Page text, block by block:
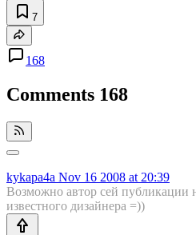
7
168
Comments 168
kykapa4a Nov 16 2008 at 20:39
Возможно автор сей публикации
известного дизайнера =))